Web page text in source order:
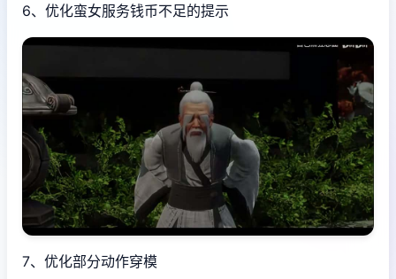
6、优化蛮女服务钱币不足的提示
7、优化部分动作穿模